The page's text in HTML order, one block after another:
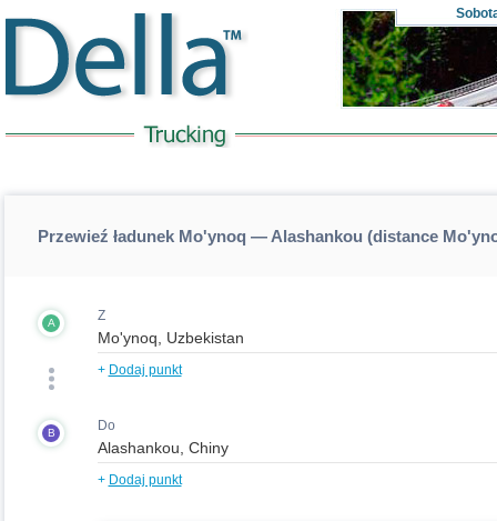
Przewieź ładunek Mo'ynoq — Alashankou (distance
A Z
+ Dodaj punkt
B Do
+ Dodaj punkt